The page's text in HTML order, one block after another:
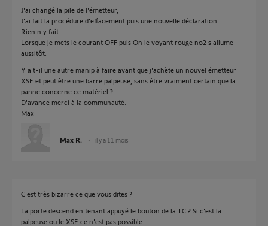
J'ai changé la pile de l'émetteur,
J'ai fait la procédure d'effacement puis une nouvelle déclaration.
Rien n'y fait.
Lorsque je mets le courant OFF puis On le voyant rouge no2 s'allume
aussitôt.
Y a t-il une autre manip à faire avant que j'achète un nouvel émetteur
XSE et peut être une barre palpeuse, sans être vraiment certain que la
panne concerne ce matériel ?
D'avance merci à la communauté.
Max
Max R. il y a 11 mois
C'est très bizarre ce que vous dites ?
La porte descend en tenant appuyé le bouton de la TC ? Si c'est la
palpeuse ou le XSE ce n'est pas possible.